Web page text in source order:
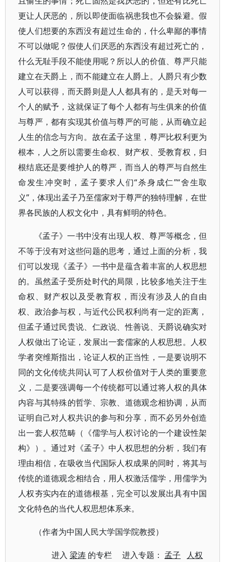
更让人厌恶的，所以即使面临祸患我也不会躲避。假
使人们想要的东西没有超过生命的，什么卑鄙的事情
不可以做呢？假使人们厌恶的东西没有超过死亡的，
什么无耻手段不能使用呢？所以人的价值、尊严只能
建立在天爵上，而不能建立在人爵上。人爵只有少数
人可以获得，而天爵则是人人都具有的，是天对每一
个人的赋予，这就保证了每个人都有与生俱来的价值
与尊严，都有实现其价值与尊严的可能，从而确立起
人生的信念与方向。故在孟子这里，尊严比权利更为
根本，人之所以需要生命权、财产权、受教育权，归
根结底还是要维护人的尊严，而当人的尊严与自然生
命发生冲突时，孟子要求人们“杀身成仁”“舍生取
义”，体现出孟子乃至儒家对于尊严的独特理解，在世
界各民族的人权文化中，具有鲜明的特色。
《孟子》一书中没有出现人权、尊严等概念，但
不等于没有对这些问题的思考，通过上面的分析，我
们可以发现《孟子》一书中是蕴含着丰富的人权思想
的。虽然孟子受所处时代的局限，比较多地关注于生
命权、财产权以及受教育权，而没有涉及人的自由
权、政治参与权，与近代公民权利尚有一定的距离，
但孟子通过民贵说、仁政说、性善说、天爵说确实对
人权做出了论证，发展出一套儒家的人权思想。人权
学者突维斯指出，论证人权的正当性，一是要说明不
同的文化传统共同认可了人权价值对于人类的重要意
义，二是要强调每一个传统都可以通过将人权的具体
内容与其特殊的哲学、宗教、道德观念相协调，从而
证明自己对人权共识的参与和分享，而不必另外创造
出一套人权范畴（《儒学与人权讨论的一个建设性架
构》）。通过对《孟子》中人权思想的分析，我们有
理由相信，在吸收当代国际人权成果的同时，将其与
传统的道德观念相结合，用人权激活儒学，用儒学为
人权夯实内在的道德根基，完全可以发展出具有中国
文化特色的当代人权思想体系来。
（作者为中国人民大学国学院教授）
进入梁涛 的专栏 进入专题： 孟子 人权